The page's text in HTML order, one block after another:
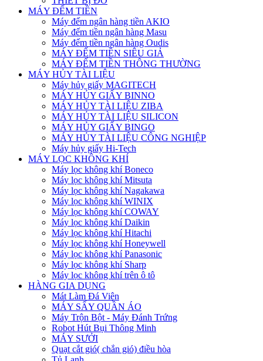
MÁY ĐẾM TIỀN
Máy đếm ngân hàng tiền AKIO
Máy đếm tiền ngân hàng Masu
Máy đếm tiền ngân hàng Oudis
MÁY ĐẾM TIỀN SIÊU GIẢ
MÁY ĐẾM TIỀN THÔNG THƯỜNG
MÁY HỦY TÀI LIỆU
Máy hủy giấy MAGITECH
MÁY HỦY GIẤY BINNO
MÁY HỦY TÀI LIỆU ZIBA
MÁY HỦY TÀI LIỆU SILICON
MÁY HỦY GIẤY BINGO
MÁY HỦY TÀI LIỆU CÔNG NGHIỆP
Máy hủy giấy Hi-Tech
MÁY LỌC KHÔNG KHÍ
Máy lọc không khí Boneco
Máy lọc không khí Mitsuta
Máy lọc không khí Nagakawa
Máy lọc không khí WINIX
Máy lọc không khí COWAY
Máy lọc không khí Daikin
Máy lọc không khí Hitachi
Máy lọc không khí Honeywell
Máy lọc không khí Panasonic
Máy lọc không khí Sharp
Máy lọc không khí trên ô tô
HÀNG GIA DỤNG
Mát Làm Đá Viên
MÁY SẤY QUẦN ÁO
Máy Trộn Bột - Máy Đánh Trứng
Robot Hút Bụi Thông Minh
MÁY SƯỞI
Quạt cắt gió( chắn gió) điều hòa